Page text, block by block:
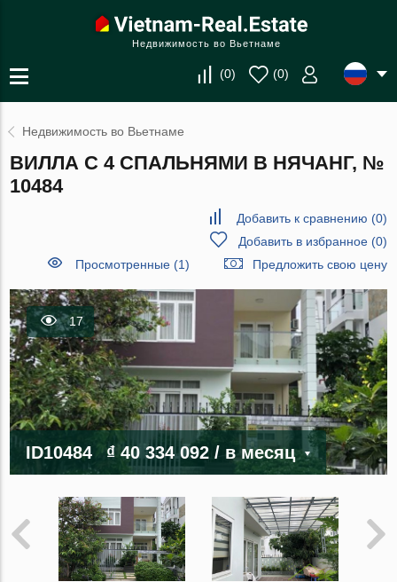
Недвижимость во Вьетнаме
(0) (0)
Недвижимость во Вьетнаме
ВИЛЛА С 4 СПАЛЬНЯМИ В НЯЧАНГ, №
10484
Добавить к сравнению (0)
Добавить в избранное(0)
Просмотренные (1)
Предложить свою цену
17
ID10484 ₫ 40 334 092/ в месяц